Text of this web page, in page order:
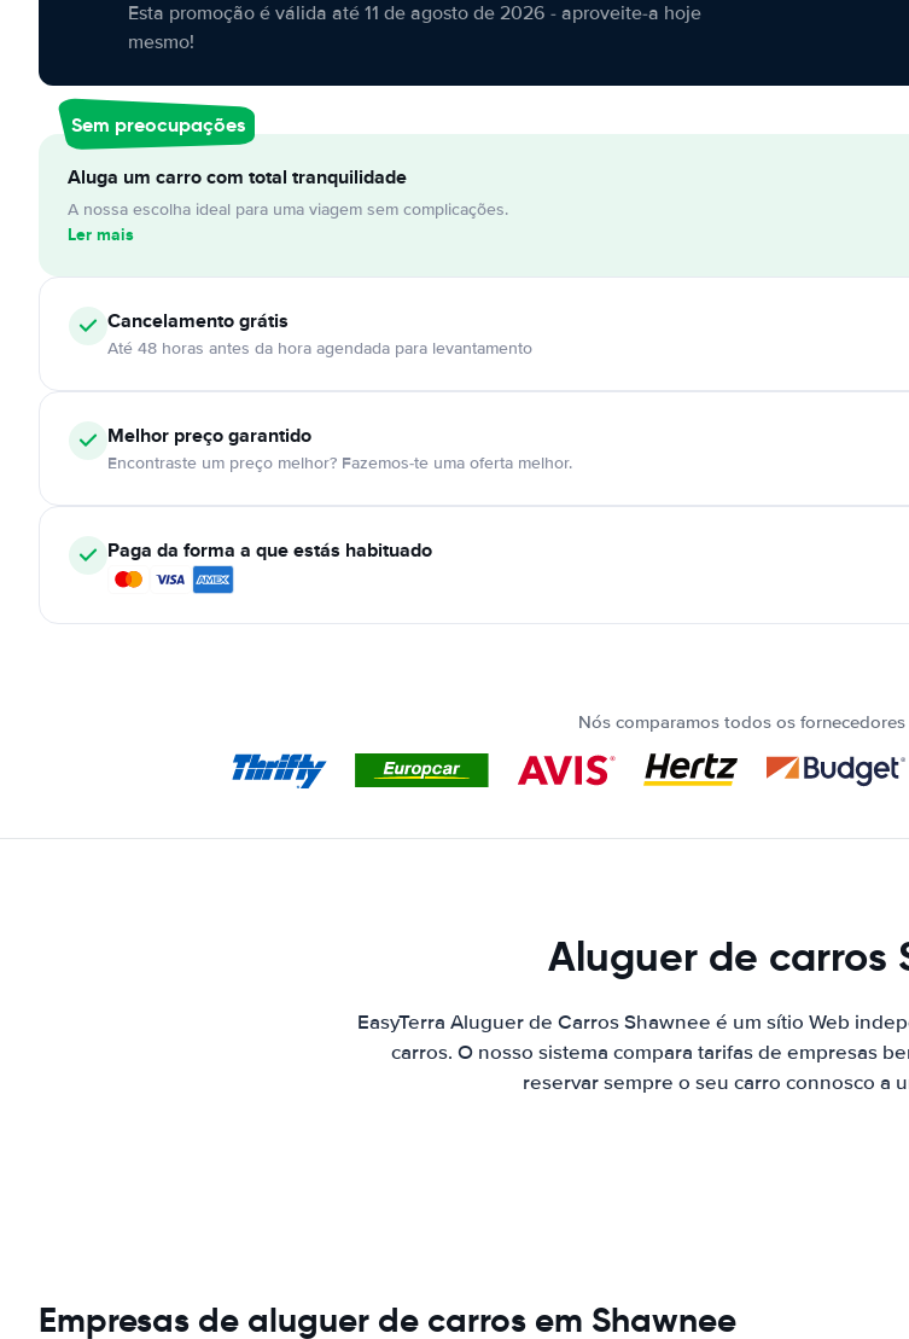
Esta promoção é válida até 11 de agosto de 2026 - aproveite-a hoje
mesmo!
Sem preocupações
Aluga um carro com total tranquilidade
A nossa escolha ideal para uma viagem sem complicações.
Ler mais
Cancelamentográtis
Até 48 horas antes da hora agendada para levantamento
Melhor preço garantido
Encontraste um preço melhor? Fazemos-te uma oferta melhor.
Paga da forma a que estás habituado
Nós comparamos todos os
Aluguer de carros
EasyTerra Aluguer de Carros Shawnee é um sítio Web
carros. O nosso sistema compara tarifas de empresas
reservar sempre o seu carro connosco a
Empresas de aluguer de carros em Shawnee